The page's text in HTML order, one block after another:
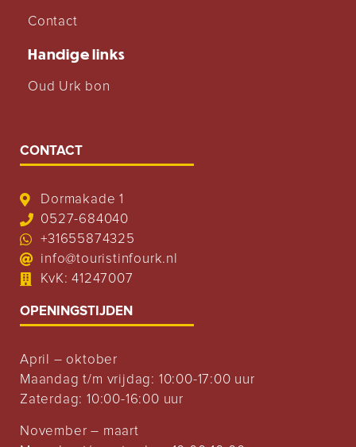
Contact
Handige links
Oud Urk bon
CONTACT
Dormakade 1
0527-684040
+31655874325
info@touristinfourk.nl
KvK: 41247007
OPENINGSTIJDEN
April – oktober
Maandag t/m vrijdag: 10:00-17:00 uur
Zaterdag: 10:00-16:00 uur
November – maart